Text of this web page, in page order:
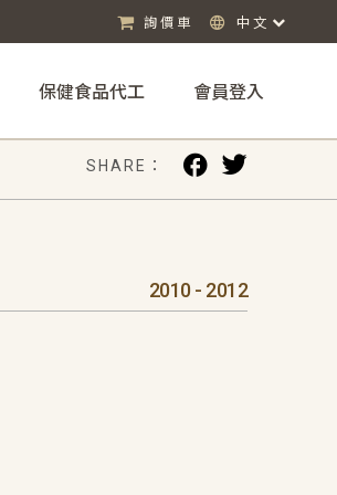
詢價車 中文
保健食品代工 會員登入
SHARE：
2010 - 2012